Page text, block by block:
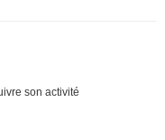
son activité